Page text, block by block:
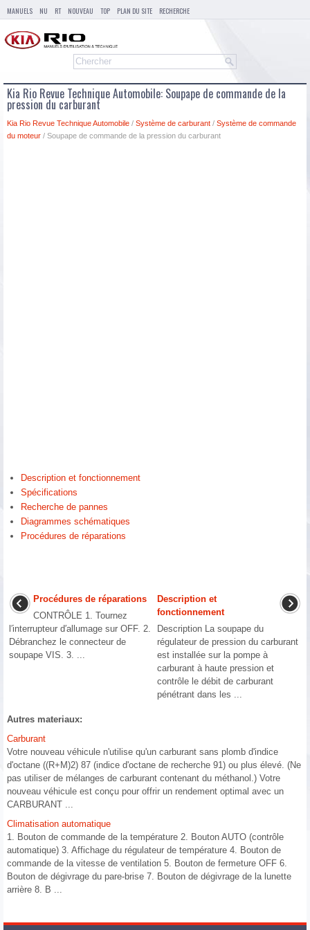
MANUELS NU RT NOUVEAU TOP PLAN DU SITE RECHERCHE
Kia Rio Revue Technique Automobile: Soupape de commande de la
pression du carburant
Kia Rio Revue Technique Automobile / Système de carburant / Système de commande
du moteur / Soupape de commande de la pression du carburant
Description et fonctionnement
Spécifications
Recherche de pannes
Diagrammes schématiques
Procédures de réparations
Procédures de réparations
CONTRÔLE 1. Tournez
l′interrupteur d′allumage sur OFF. 2.
Débranchez le connecteur de
soupape VIS. 3. ...
Description et
fonctionnement
Description La soupape du
régulateur de pression du carburant
est installée sur la pompe à
carburant à haute pression et
contrôle le débit de carburant
pénétrant dans les ...
Autres materiaux:
Carburant
Votre nouveau véhicule n'utilise qu'un carburant sans plomb d'indice
d'octane ((R+M)2) 87 (indice d'octane de recherche 91) ou plus élevé. (Ne
pas utiliser de mélanges de carburant contenant du méthanol.) Votre
nouveau véhicule est conçu pour offrir un rendement optimal avec un
CARBURANT ...
Climatisation automatique
1. Bouton de commande de la température 2. Bouton AUTO (contrôle
automatique) 3. Affichage du régulateur de température 4. Bouton de
commande de la vitesse de ventilation 5. Bouton de fermeture OFF 6.
Bouton de dégivrage du pare-brise 7. Bouton de dégivrage de la lunette
arrière 8. B ...